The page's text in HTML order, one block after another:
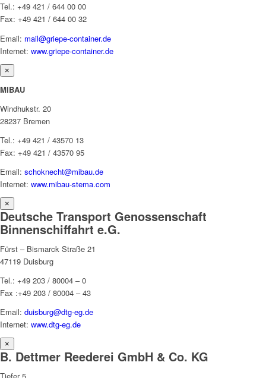
Tel.: +49 421 / 644 00 00
Fax: +49 421 / 644 00 32
Email: mail@griepe-container.de
Internet: www.griepe-container.de
×
MIBAU
Windhukstr. 20
28237 Bremen
Tel.: +49 421 / 43570 13
Fax: +49 421 / 43570 95
Email: schoknecht@mibau.de
Internet: www.mibau-stema.com
×
Deutsche Transport Genossenschaft
Binnenschiffahrt e.G.
Fürst – Bismarck Straße 21
47119 Duisburg
Tel.: +49 203 / 80004 – 0
Fax :+49 203 / 80004 – 43
Email: duisburg@dtg-eg.de
Internet: www.dtg-eg.de
×
B. Dettmer Reederei GmbH & Co. KG